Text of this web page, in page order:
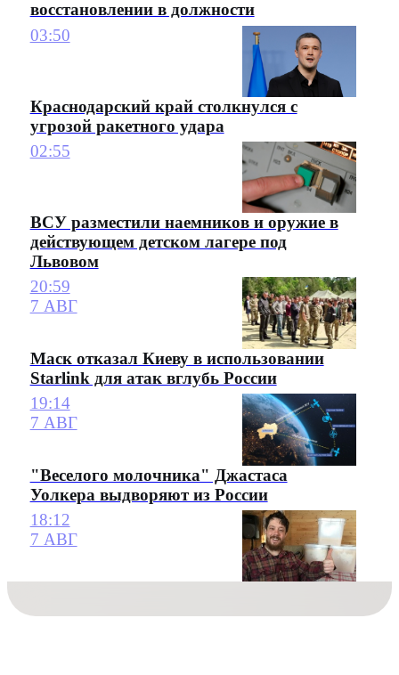
восстановлении в должности
03:50
Краснодарский край столкнулся с
угрозой ракетного удара
02:55
ВСУ разместили наемников и оружие в
действующем детском лагере под
Львовом
20:59
7 АВГ
Маск отказал Киеву в использовании
Starlink для атак вглубь России
19:14
7 АВГ
"Веселого молочника" Джастаса
Уолкера выдворяют из России
18:12
7 АВГ